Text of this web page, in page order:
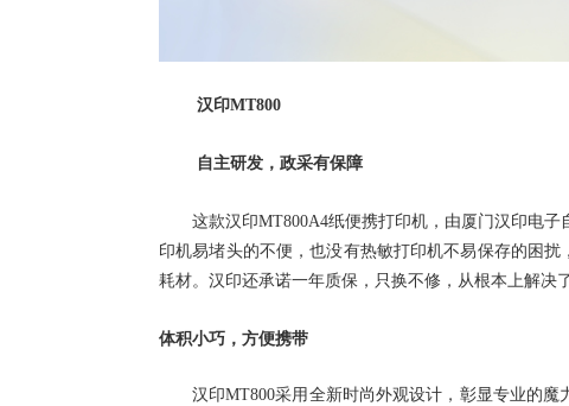
汉印MT800
自主研发，政采有保障
这款汉印MT800A4纸便携打印机，由厦门汉印电
印机易堵头的不便，也没有热敏打印机不易保存的困
耗材。汉印还承诺一年质保，只换不修，从根本上解决
体积小巧，方便携带
汉印MT800采用全新时尚外观设计， 彰显专业的魔